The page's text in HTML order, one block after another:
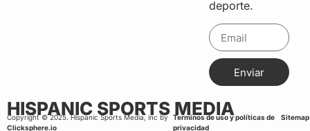
deporte.
Enviar
HISPANIC SPORTS MEDIA
Copyright © 2025. Hispanic Sports Media, inc by
Clicksphere.io
Terminos de uso y políticas de
privacidad
Sitemap